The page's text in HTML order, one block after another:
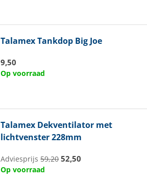
TalamexTankdop Big Joe
9,50
Op voorraad
Talamex Dekventilator met
lichtvenster 228mm
Adviesprijs59,20 52,50
Op voorraad